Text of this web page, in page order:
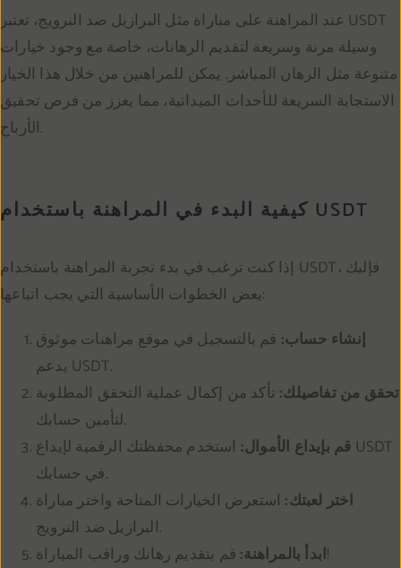
عند المراهنة على مباراة مثل البرازيل ضد النرويج، تعتبر USDT
وسيلة مرنة وسريعة لتقديم الرهانات، خاصة مع وجود خيارات
متنوعة مثل الرهان المباشر. يمكن للمراهنين من خلال هذا الخيار
الاستجابة السريعة للأحداث الميدانية، مما يعزز من فرص تحقيق
الأرباح.
كيفية البدء في المراهنة باستخدام USDT
إذا كنت ترغب في بدء تجربة المراهنة باستخدام USDT، فإليك
بعض الخطوات الأساسية التي يجب اتباعها:
إنشاء حساب: قم بالتسجيل في موقع مراهنات موثوق
يدعم USDT.
تحقق من تفاصيلك: تأكد من إكمال عملية التحقق المطلوبة
لتأمين حسابك.
قم بإيداع الأموال: استخدم محفظتك الرقمية لإيداع USDT
في حسابك.
اختر لعبتك: استعرض الخيارات المتاحة واختر مباراة
البرازيل ضد النرويج.
ابدأ بالمراهنة:قم بتقديم رهانك وراقب المباراة!